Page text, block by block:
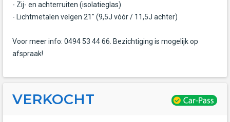
- Zij- en achterruiten (isolatieglas)
- Lichtmetalen velgen 21" (9,5J vóór / 11,5J achter)
Voor meer info: 0494 53 44 66. Bezichtiging is mogelijk op
afspraak!
VERKOCHT